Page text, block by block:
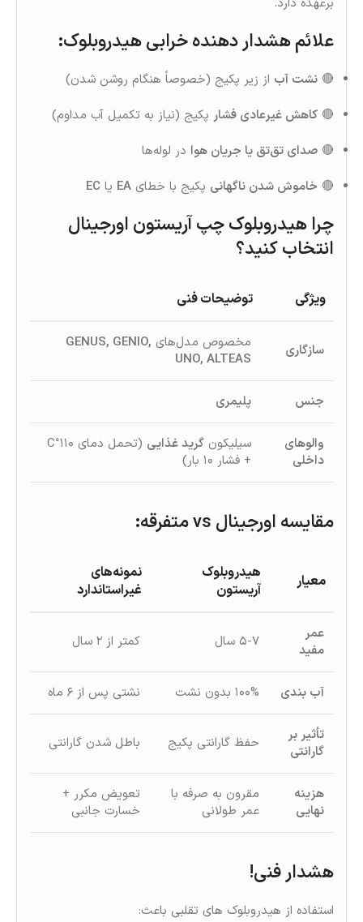
برعهده دارد.
علائم هشدار دهنده خرابی هیدروبلوک:
🔴 نشت آب از زیر پکیج (خصوصاً هنگام روشن شدن)
🔴 کاهش غیرعادی فشار پکیج (نیاز به تکمیل آب مداوم)
🔴 صدای تق‌تق یا جریان هوا در لوله‌ها
🔴 خاموش‌ شدن ناگهانی پکیج با خطای EA یا EC
چرا هیدروبلوک چپ آریستون اورجینال
انتخاب کنید؟
ویژگی توضیحات فنی
سازگاری مخصوص مدل‌های GENUS, GENIO,
UNO, ALTEAS
جنس پلیمری
والوهای
داخلی
سیلیکون گرید غذایی
(تحمل دمای ۱۱۰°C
+ فشار ۱۰ بار)
مقایسه اورجینال vs متفرقه :
معیار
هیدروبلوک
آریستون
نمونه‌های
غیراستاندارد
عمر
مفید
۵-۷ سال کمتر از ۲ سال
آب‌ بندی ۱۰۰% بدون نشت نشتی پس از ۶ ماه
تأثیر بر
گارانتی
حفظ گارانتی پکیج باطل‌ شدن گارانتی
هزینه
نهایی
مقرون‌ به‌ صرفه با
عمر طولانی
تعویض مکرر +
خسارت جانبی
هشدار فنی!
استفاده از هیدروبلوک‌ های تقلبی باعث: